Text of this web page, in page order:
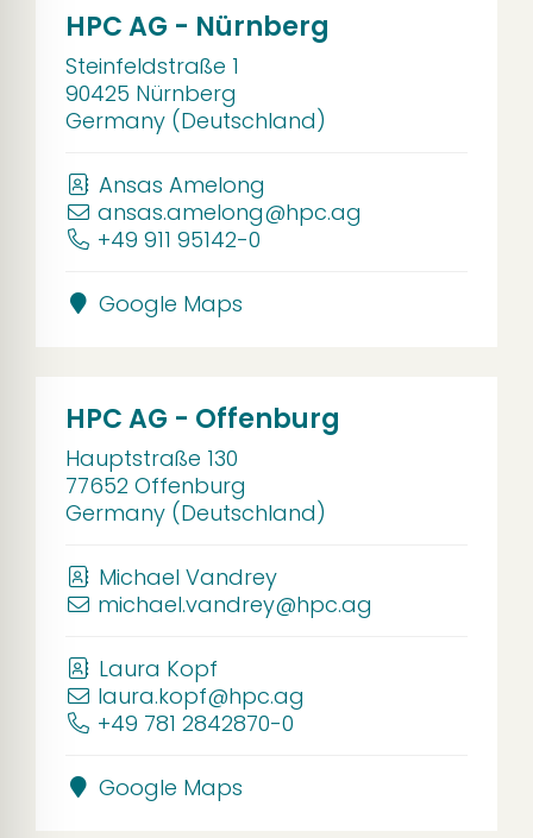
HPC AG - Nürnberg
Steinfeldstraße 1
90425 Nürnberg
Germany (Deutschland)
Ansas Amelong
ansas.amelong@hpc.ag
+49 911 95142-0
Google Maps
HPC AG - Offenburg
Hauptstraße 130
77652 Offenburg
Germany (Deutschland)
Michael Vandrey
michael.vandrey@hpc.ag
Laura Kopf
laura.kopf@hpc.ag
+49 781 2842870-0
Google Maps